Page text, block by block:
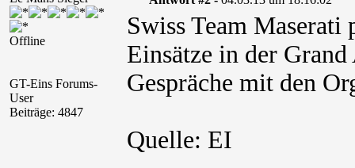
Offline
GT-Eins Forums-
User
Beiträge: 4847
Swiss Team Maserati
Einsätze in der
Gespräche mit den
Quelle: EI